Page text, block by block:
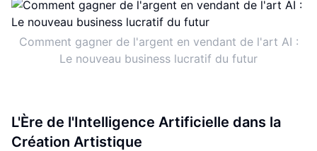
Comment gagner de l'argent en vendant de l'art AI :
Le nouveau business lucratif du futur
L'Ère de l'Intelligence Artificielle dans la
Création Artistique